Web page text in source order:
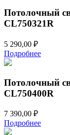
Потолочный
CL750321R
5 290,00 ₽
Подробнее
Потолочный
CL750400R
7 390,00 ₽
Подробнее